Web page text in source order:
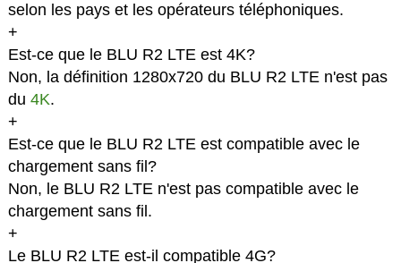
selon les pays et les opérateurs téléphoniques.
+
Est-ce que le BLU R2 LTE est 4K?
Non, la définition 1280x720 du BLU R2 LTE n'est pas
du 4K.
+
Est-ce que le BLU R2 LTE est compatible avec le
chargement sans fil?
Non, le BLU R2 LTE n'est pas compatible avec le
chargement sans fil.
+
Le BLU R2 LTE est-il compatible 4G?